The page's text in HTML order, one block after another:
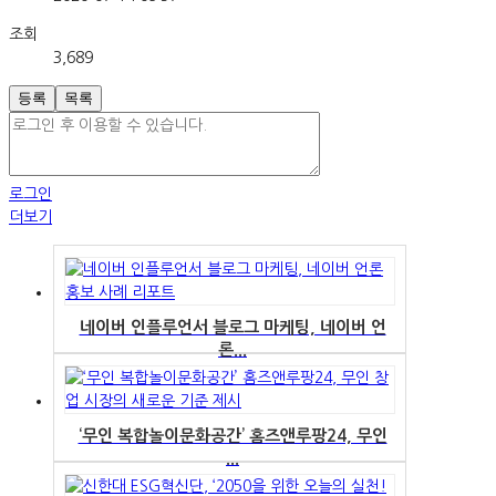
조회
3,689
등록 목록
로그인
더보기
네이버 인플루언서 블로그 마케팅, 네이버 언
론...
‘무인 복합놀이문화공간’ 홈즈앤루팡24, 무인
...